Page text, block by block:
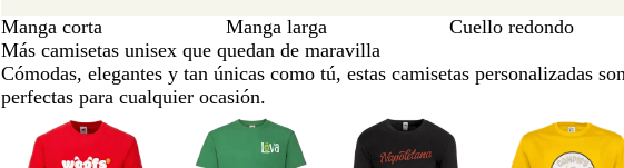
Manga corta Manga larga Cuello redondo
Más camisetas unisex que quedan de maravilla
Cómodas, elegantes y tan únicas como tú, estas camisetas personalizadas
perfectas para cualquier ocasión.
Diapositivas